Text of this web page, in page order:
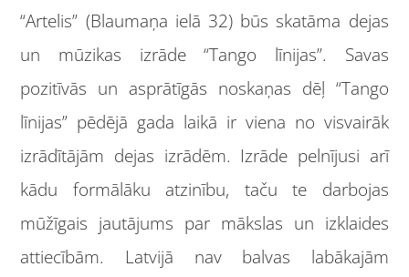
“Artelis” (Blaumaņa ielā 32) būs skatāma dejas
un mūzikas izrāde “Tango līnijas”. Savas
pozitīvās un asprātīgās noskaņas dēļ “Tango
līnijas” pēdējā gada laikā ir viena no visvairāk
izrādītājām dejas izrādēm. Izrāde pelnījusi arī
kādu formālāku atzinību, taču te darbojas
mūžīgais jautājums par mākslas un izklaides
attiecībām. Latvijā nav balvas labākajām